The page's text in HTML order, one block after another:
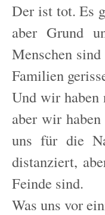
Der ist tot. Es
aber Grund
Menschen
Familien
Und wir haben
aber wir
uns für die
distanziert,
Feinde sind.
Was uns vor